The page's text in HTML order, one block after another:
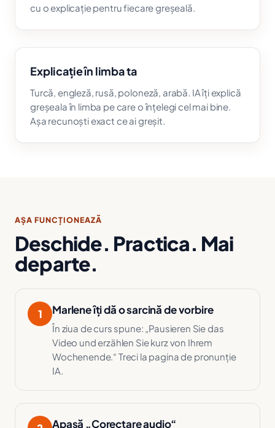
cu o explicație pentru fiecare greșeală.
Explicație în limba ta
Turcă, engleză, rusă, poloneză, arabă. IA îți explică
greșeala în limba pe care o înțelegi cel mai bine.
Așa recunoști exact ce ai greșit.
AȘA FUNCȚIONEAZĂ
Deschide. Practica. Mai
departe.
1 Marlene îți dă o sarcină de vorbire
În ziua de curs spune: „Pausieren Sie das
Video und erzählen Sie kurz von Ihrem
Wochenende.“ Treci la pagina de pronunție
IA.
Apasă „Corectare audio“